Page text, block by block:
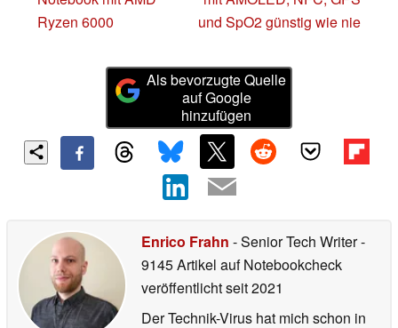
Ryzen 6000
und SpO2 günstig wie nie
Als bevorzugte Quelle
auf Google
hinzufügen
Enrico Frahn - Senior Tech Writer-
9145 Artikel auf Notebookcheck
veröffentlichtseit 2021
Der Technik-Virus hat mich schon in